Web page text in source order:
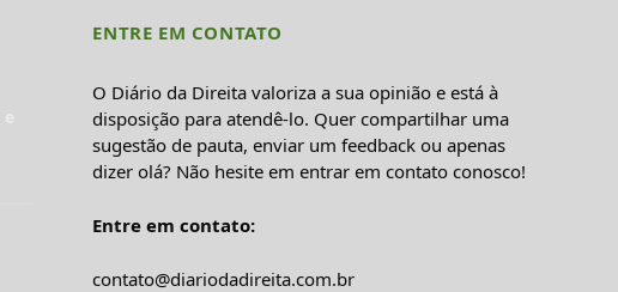
ENTRE EM CONTATO
O Diário da Direita valoriza a sua opinião e está à
disposição para atendê-lo. Quer compartilhar uma
sugestão de pauta, enviar um feedback ou apenas
dizer olá? Não hesite em entrar em contato conosco!
Entre em contato:
contato@diariodadireita.com.br